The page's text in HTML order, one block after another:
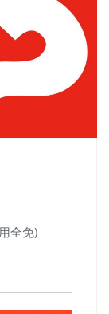
全免)